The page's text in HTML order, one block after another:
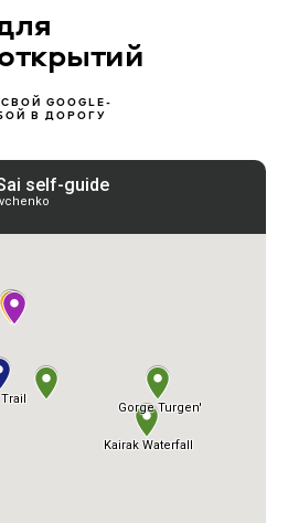
GOOGLE-
В ДОРОГУ